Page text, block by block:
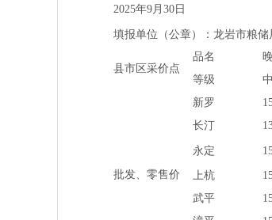
2025年9月30日
填报单位（公章）：龙岩市粮储
县市区采价点
品名
等级
批发、零售价
新罗
长汀
永定
上杭
武平